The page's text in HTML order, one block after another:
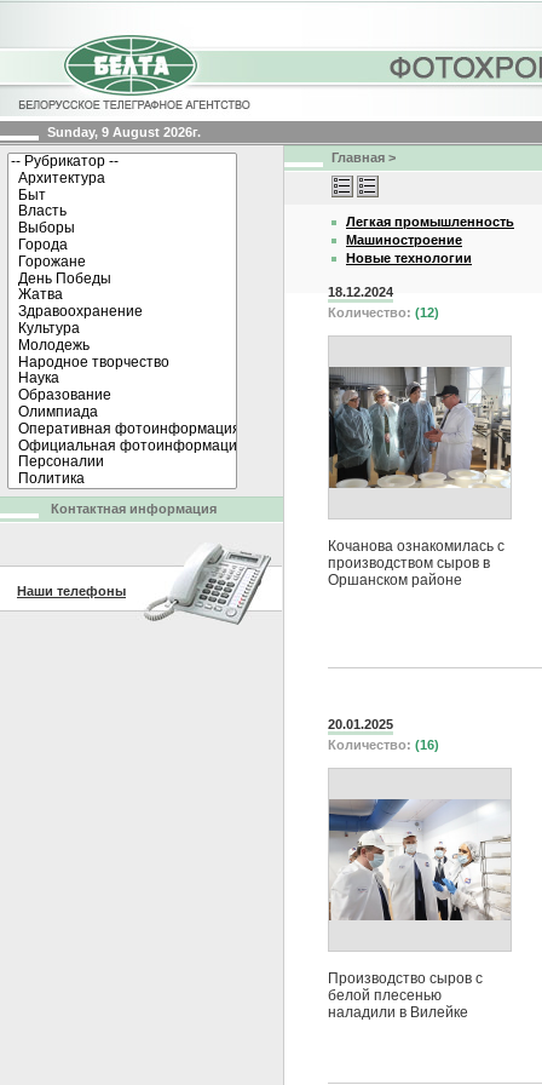
Sunday, 9 August 2026г.
Главная >
Легкая промышленность
Машиностроение
Новые технологии
18.12.2024
Количество: (12)
Кочанова ознакомилась с
производством сыров в
Оршанском районе
20.01.2025
Количество: (16)
Производство сыров с
белой плесенью
наладили в Вилейке
Контактная информация
Наши телефоны